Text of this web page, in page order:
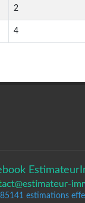
2
4
estimations